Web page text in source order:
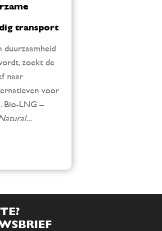
transport
zoekt de
naar
voor
Bio-LNG –